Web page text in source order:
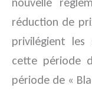
réduction de
privilégient les
cette période
période de «